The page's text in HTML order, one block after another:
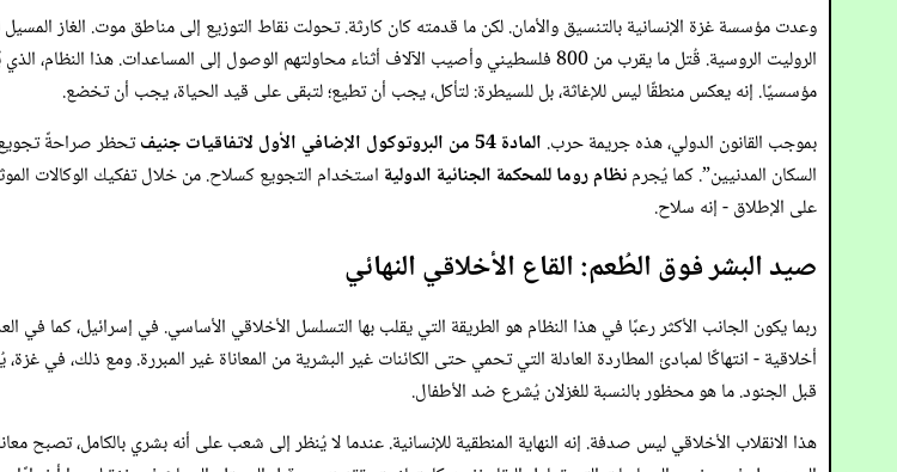
وعدت مؤسسة غزة الإنسانية بالتنسيق والأمان. لكن ما قدمته كان كارثة. تحولت نقاط التوزيع إلى مناطق موت. الغاز
الروليت الروسية. قُتل ما يقرب من 800 فلسطيني وأصيب الآلاف أثناء محاولتهم الوصول إلى
مؤسسيًا. إنه يعكس منطقًا ليس للإغاثة، بل للسيطرة: لتأكل، يجب أن تطيع؛ لتبقى على قيد الحياة، يجب أن تخضع.
بموجب القانون الدولي، هذه جريمة حرب. المادة 54 من البروتوكول الإضافي الأول لاتفاقيات جنيف
تحظر صراحةً تجويع
السكان المدنيين”. كما يُجرمنظام روما للمحكمة الجنائية الدولية استخدام التجويع كسلاح. من خلال تفكيك الوكالات
على الإطلاق - إنه سلاح.
صيد البشر فوق الطُعم: القاع الأخلاقي النهائي
ربما يكون الجانب الأكثر رعبًا في هذا النظام هو الطريقة التي يقلب بها التسلسل الأخلاقي الأساسي. في إسرائيل، كما في
أخلاقية - انتهاكًا لمبادئ المطاردة العادلة التي تحمي حتى الكائنات غير البشرية من المعاناة غير المبررة. ومع ذلك، في
قبل الجنود. ما هو محظور بالنسبة للغزلان يُشرع ضد الأطفال.
هذا الانقلاب الأخلاقي ليس صدفة. إنه النهاية المنطقية للإنسانية. عندما لا يُنظر إلى شعب على أنه بشري بالكامل،